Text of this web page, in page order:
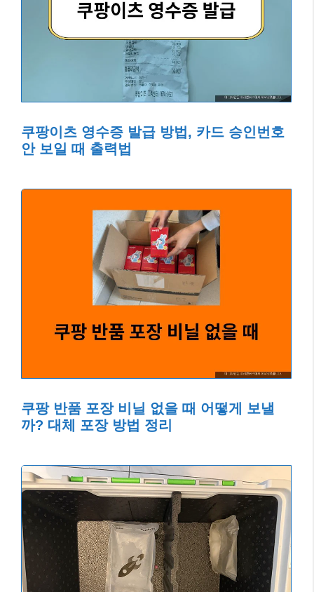
쿠팡이츠 영수증 발급 방법, 카드 승인번호
안 보일 때 출력법
쿠팡 반품 포장 비닐 없을 때 어떻게 보낼
까? 대체 포장 방법 정리